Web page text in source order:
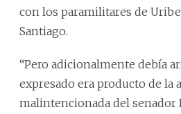
con los paramilitares de
Santiago.
“Pero adicionalmente debía
expresado era producto de la
malintencionada del senador